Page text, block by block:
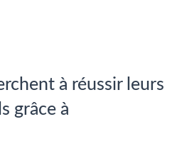
à réussir leurs
grâce à